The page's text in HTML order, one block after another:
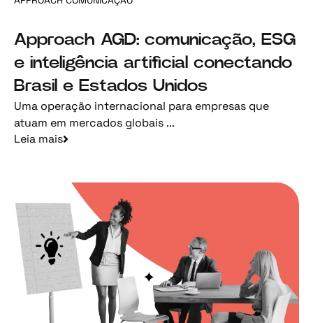
Approach AGD: comunicação, ESG
e inteligência artificial conectando
Brasil e Estados Unidos
Uma operação internacional para empresas que
atuam em mercados globais ...
Leia mais